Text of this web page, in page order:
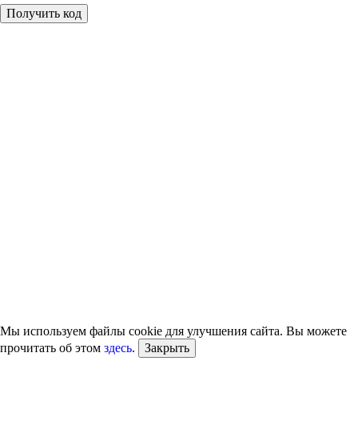
Получить код
Мы используем файлы cookie для улучшения сайта. Вы можете
прочитать об этом здесь. Закрыть